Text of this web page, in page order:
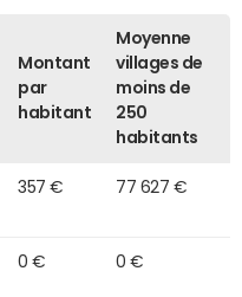
Montant
par
habitant
Moyenne
villages de
moins de
250
habitants
357 € 77 627 €
0 € 0 €